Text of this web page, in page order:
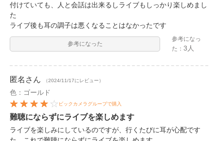
付けていても、人と会話は出来るしライブもしっかり楽しめまし
た
ライブ後も耳の調子は悪くなることはなかったです
参考になった
参考になっ
た：3人
匿名 さん （2024/11/17にレビュー）
色：ゴールド
ビックカメラグループで購入
難聴にならずにライブを楽しめます
ライブを楽しみにしているのですが、行くたびに耳が心配です